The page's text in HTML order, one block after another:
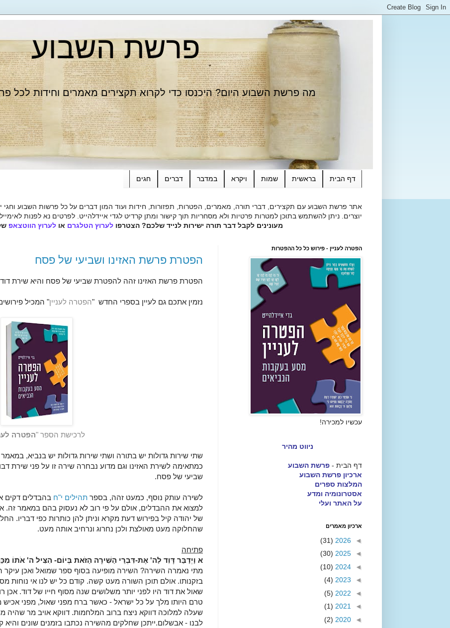
פרשת השבוע
מה פרשת השבוע היום? היכנסו כדי לקרוא תקצירים מאמרים וחידות לכל
דף הבית בראשית שמות ויקרא במדבר דברים חגים
אתר פרשת השבוע עם תקצירים, דברי תורה, מאמרים, הפטרות, תפזורות, חידות ועוד המון דברים על כל פרשות השבוע וחגי
יוצרים. ניתן להשתמש בתוכן למטרות פרטיות ולא מסחריות תוך קישור ומתן קרדיט לגדי איידלהייט. לפרטים נא לפנות לאימייל gadieide@yahoo.com
מעונינים לקבל דבר תורה ישירות לנייד שלכם? הצטרפו לערוץ הטלגרם או לערוץ הווטצאפ
הפטרת פרשת האזינו ושביעי של פסח
הפטרת פרשת האזינו זהה להפטרת שביעי של פסח והיא שירת
נזמין אתכם גם לעיין בספרי החדש "הפטרה לעניין" המכיל
לרכישת הספר "הפטרה
שתי שירות גדולות יש בתורה ושתי שירות גדולות יש בנביא,
כמתאימה לשירת האזינו וגם מדוע נבחרה שירה זו על פני שירת
שביעי של פסח.
לשירה עותק נוסף, כמעט זהה, בספר תהילים י"ח בהבדלים דקים
למצוא את ההבדלים, אולם על פי רוב לא נעסוק בהם במאמר
של יהודה קיל בפירוש דעת מקרא וניתן להן כותרות כפי דבריו.
שהחלוקה מעט מאולצת ולכן נחרוג ונרחיב אותה מעט.
פתיחה
א וַיְדַבֵּר דָּוִד לַה' אֶת-דִּבְרֵי הַשִּׁירָה הַזֹּאת בְּיוֹם- הִצִּיל ה' אֹתוֹ
מתי נאמרה השירה? השירה מופיעה בסוף ספר שמואל ואכן
בזקנותו. אולם תוכן השורה מעט קשה. קודם כל יש לנו אי נוחות
שאול את דוד היו לפני יותר משלושים שנה מסוף חייו של דוד. אכן
טרם היותו מלך על כל ישראל - כאשר ברח מפני שאול, מפני אכיש
שעלה למלוכה דווקא ניצח ברוב המלחמות. דווקא אויב מר שהיה
לבנו - אבשלום.ייתכן שחלקים מהשירה נכתבו בזמנים שונים
הפטרה לעניין - פירוש כל כל ההפטרות
עכשיו למכירה!
ניווט מהיר
דף הבית - פרשת השבוע
ארכיון פרשת השבוע
המלצות ספרים
אסטרונומיה ומדע
על האתר ועלי
ארכיון מאמרים
◄
2026
(31)
◄
2025
(30)
◄
2024
(10)
◄
2023
(4)
◄
2022
(5)
◄
2021
(1)
◄
2020
(2)